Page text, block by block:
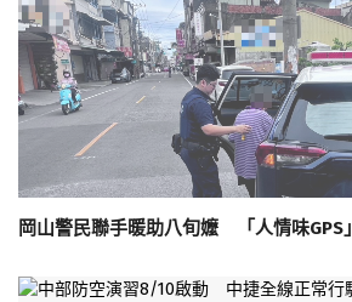
岡山警民聯手暖助八旬嬤 「人情味GPS